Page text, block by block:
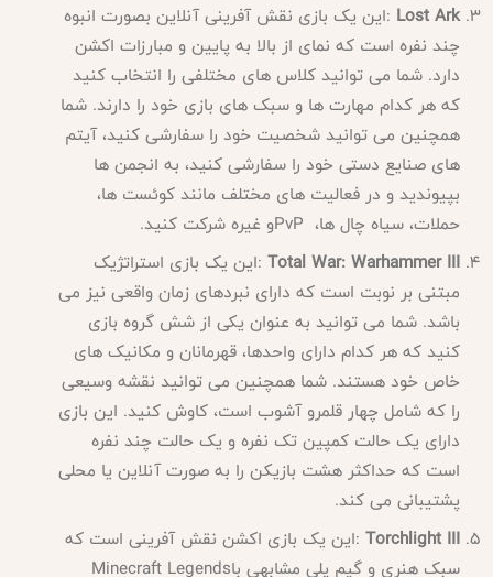
Lost Ark
:این یک بازی نقش آفرینی آنلاین بصورت انبوه
چند نفره است که نمای از بالا به پایین و مبارزات اکشن
دارد. شما می توانید کلاس های مختلفی را انتخاب کنید
که هر کدام مهارت ها و سبک های بازی خود را دارند. شما
همچنین می توانید شخصیت خود را سفارشی کنید، آیتم
های صنایع دستی خود را سفارشی کنید، به انجمن ها
بپیوندید و در فعالیت های مختلف مانند کوئست ها،
حملات، سیاه چال ها، PvPو غیره شرکت کنید.
Total War: Warhammer III
:این یک بازی استراتژیک
مبتنی بر نوبت است که دارای نبردهای زمان واقعی نیز می
باشد. شما می توانید به عنوان یکی از شش گروه بازی
کنید که هر کدام دارای واحدها، قهرمانان و مکانیک های
خاص خود هستند. شما همچنین می توانید نقشه وسیعی
را که شامل چهار قلمرو آشوب است، کاوش کنید. این بازی
دارای یک حالت کمپین تک نفره و یک حالت چند نفره
است که حداکثر هشت بازیکن را به صورت آنلاین یا محلی
پشتیبانی می کند.
Torchlight III
:این یک بازی اکشن نقش آفرینی است که
سبک هنری و گیم پلی مشابهی باMinecraft Legends